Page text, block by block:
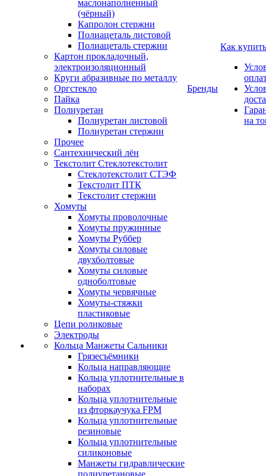
маслонаполненный
(чёрный)
Капролон стержни
Полиацеталь листовой
Полиацеталь стержни
Картон прокладочный,
электроизоляционный
Круги абразивные по металлу
Оргстекло
Пайка
Полиуретан
Полиуретан листовой
Полиуретан стержни
Прочее
Сантехнический лён
Текстолит Стеклотекстолит
Стеклотекстолит СТЭФ
Текстолит ПТК
Текстолит стержни
Хомуты
Хомуты проволочные
Хомуты пружинные
Хомуты Руббер
Хомуты силовые
двухболтовые
Хомуты силовые
одноболтовые
Хомуты червячные
Хомуты-стяжки
пластиковые
Цепи роликовые
Электроды
Кольца Манжеты Сальники
Грязесъёмники
Кольца направляющие
Кольца уплотнительные в
наборах
Кольца уплотнительные
из фторкаучука FPM
Кольца уплотнительные
резиновые
Кольца уплотнительные
силиконовые
Манжеты гидравлические
полиуретановые
Бренды
Как купить
на